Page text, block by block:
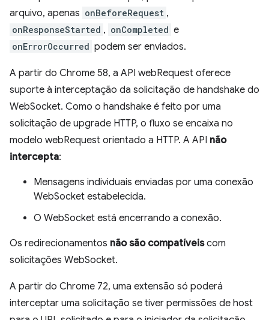
arquivo, apenas onBeforeRequest ,
onResponseStarted , onCompleted e
onErrorOccurred podem ser enviados.
A partir do Chrome 58, a API webRequest oferece
suporte à interceptação da solicitação de handshake do
WebSocket. Como o handshake é feito por uma
solicitação de upgrade HTTP, o fluxo se encaixa no
modelo webRequest orientado a HTTP. A API não
intercepta:
Mensagens individuais enviadas por uma conexão
WebSocket estabelecida.
O WebSocket está encerrando a conexão.
Os redirecionamentos não são compatíveiscom
solicitações WebSocket.
A partir do Chrome 72, uma extensão só poderá
interceptar uma solicitação se tiver permissões de host